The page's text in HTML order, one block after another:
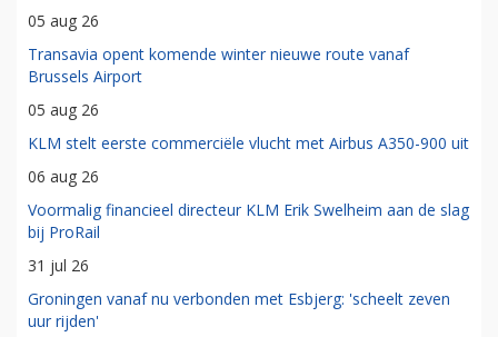
05 aug 26
Transavia opent komende winter nieuwe route vanaf
Brussels Airport
05 aug 26
KLM stelt eerste commerciële vlucht met Airbus A350-900 uit
06 aug 26
Voormalig financieel directeur KLM Erik Swelheim aan de slag
bij ProRail
31 jul 26
Groningen vanaf nu verbonden met Esbjerg: 'scheelt zeven
uur rijden'